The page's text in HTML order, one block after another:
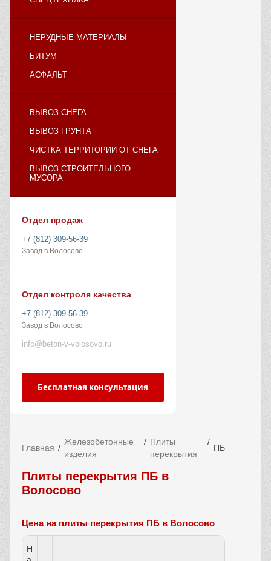
НЕРУДНЫЕ МАТЕРИАЛЫ
БИТУМ
АСФАЛЬТ
ВЫВОЗ СНЕГА
ВЫВОЗ ГРУНТА
ЧИСТКА ТЕРРИТОРИИ ОТ СНЕГА
ВЫВОЗ СТРОИТЕЛЬНОГО
МУСОРА
Отдел продаж
+7 (812) 309-56-39
Завод в Волосово
Отдел контроля качества
+7 (812) 309-56-39
Завод в Волосово
info@beton-v-volosovo.ru
Бесплатная консультация
Главная
Железобетонные
изделия
Плиты
перекрытия
ПБ
Плиты перекрытия ПБ в
Волосово
Цена на плиты перекрытия ПБ в Волосово
Н